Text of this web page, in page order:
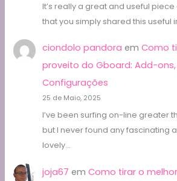
It’s really a great and useful piece
that you simply shared this useful
ciondolo pandora em Como
proveito do Gboard: Add-ons,
Configurações
25 de Maio, 2025
I’ve been surfing on-line greater
but I never found any fascinating
lovely…
joja67 em Como tirar o